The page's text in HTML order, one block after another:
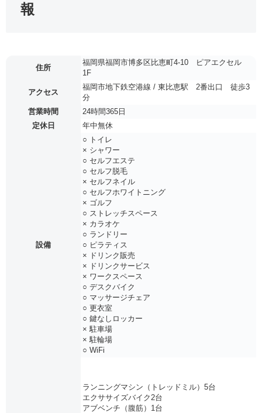
報
住所
福岡県福岡市博多区比恵町4-10 ピアエクセル
1F
アクセス
福岡市地下鉄空港線 / 東比恵駅 2番出口 徒歩3
分
営業時間
24時間365日
定休日
年中無休
設備
○ トイレ
× シャワー
○ セルフエステ
○ セルフ脱毛
× セルフネイル
○ セルフホワイトニング
× ゴルフ
○ ストレッチスペース
× カラオケ
○ ランドリー
○ ピラティス
× ドリンク販売
× ドリンクサービス
× ワークスペース
○ デスクバイク
○ マッサージチェア
○ 更衣室
○ 鍵なしロッカー
× 駐車場
× 駐輪場
○ WiFi
ランニングマシン（トレッドミル）5台
エクササイズバイク2台
アブベンチ（腹筋）1台